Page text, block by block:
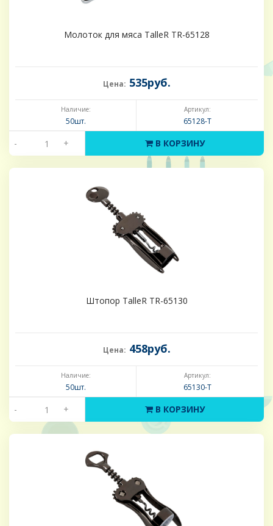
Молоток для мяса TalleR TR-65128
Цена: 535руб.
Наличие:
50шт.
Артикул:
65128-Т
- + В КОРЗИНУ
Штопор TalleR TR-65130
Цена: 458руб.
Наличие:
50шт.
Артикул:
65130-Т
- + В КОРЗИНУ